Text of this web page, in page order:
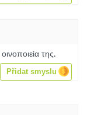
της.
Přidat smyslu